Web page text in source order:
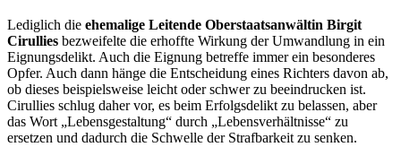
Lediglich die ehemalige Leitende Oberstaatsanwältin Birgit
Cirullies bezweifelte die erhoffte Wirkung der Umwandlung in ein
Eignungsdelikt. Auch die Eignung betreffe immer ein besonderes
Opfer. Auch dann hänge die Entscheidung eines Richters davon ab,
ob dieses beispielsweise leicht oder schwer zu beeindrucken ist.
Cirullies schlug daher vor, es beim Erfolgsdelikt zu belassen, aber
das Wort „Lebensgestaltung“ durch „Lebensverhältnisse“ zu
ersetzen und dadurch die Schwelle der Strafbarkeit zu senken.